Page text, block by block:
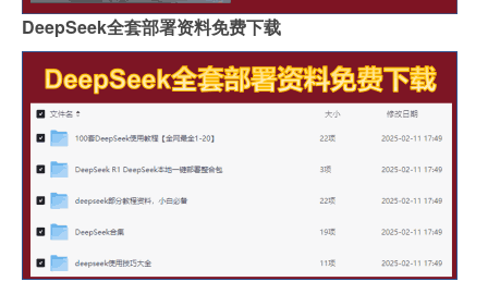
DeepSeek全套部署资料免费下载